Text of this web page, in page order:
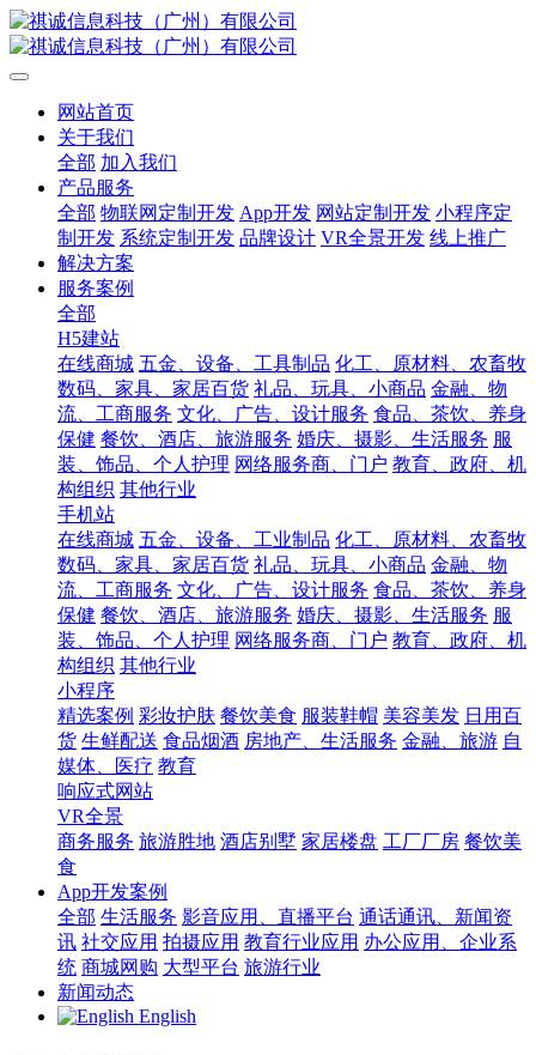
网站首页
关于我们
全部 加入我们
产品服务
全部 物联网定制开发 App开发 网站定制开发 小程序定
制开发 系统定制开发 品牌设计 VR全景开发 线上推广
解决方案
服务案例
全部
H5建站
在线商城 五金、设备、工具制品 化工、原材料、农畜牧
数码、家具、家居百货 礼品、玩具、小商品 金融、物
流、工商服务 文化、广告、设计服务 食品、茶饮、养身
保健 餐饮、酒店、旅游服务 婚庆、摄影、生活服务 服
装、饰品、个人护理 网络服务商、门户 教育、政府、机
构组织 其他行业
手机站
在线商城 五金、设备、工业制品 化工、原材料、农畜牧
数码、家具、家居百货 礼品、玩具、小商品 金融、物
流、工商服务 文化、广告、设计服务 食品、茶饮、养身
保健 餐饮、酒店、旅游服务 婚庆、摄影、生活服务 服
装、饰品、个人护理 网络服务商、门户 教育、政府、机
构组织 其他行业
小程序
精选案例 彩妆护肤 餐饮美食 服装鞋帽 美容美发 日用百
货 生鲜配送 食品烟酒 房地产、生活服务 金融、旅游 自
媒体、医疗 教育
响应式网站
VR全景
商务服务 旅游胜地 酒店别墅 家居楼盘 工厂厂房 餐饮美
食
App开发案例
全部 生活服务 影音应用、直播平台 通话通讯、新闻资
讯 社交应用 拍摄应用 教育行业应用 办公应用、企业系
统 商城网购 大型平台 旅游行业
新闻动态
English